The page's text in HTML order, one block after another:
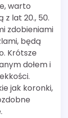
warto
z lat 20., 50.
zdobieniami
będą
Krótsze
dołem i
jak koronki,